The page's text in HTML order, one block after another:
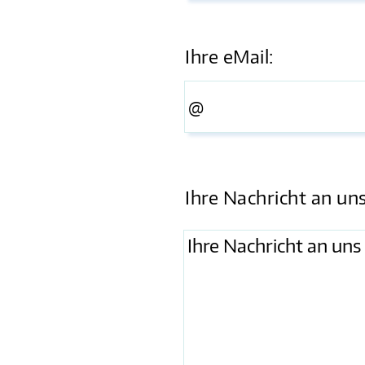
Ihre eMail:
Ihre Nachricht an